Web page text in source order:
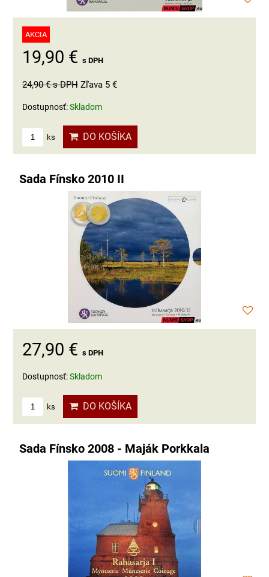
AKCIA
19,90 € s DPH
24,90 €s DPH Zľava 5 €
Dostupnosť:Skladom
ks DO KOŠÍKA
Sada Fínsko 2010 II
27,90 € s DPH
Dostupnosť:Skladom
ks DO KOŠÍKA
Sada Fínsko 2008 - Maják Porkkala